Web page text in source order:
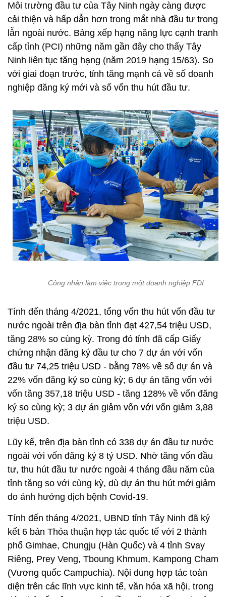
Môi trường đầu tư của Tây Ninh ngày càng được
cải thiện và hấp dẫn hơn trong mắt nhà đầu tư trong
lẫn ngoài nước. Bảng xếp hạng năng lực cạnh tranh
cấp tỉnh (PCI) những năm gần đây cho thấy Tây
Ninh liên tục tăng hạng (năm 2019 hạng 15/63). So
với giai đoạn trước, tỉnh tăng mạnh cả về số doanh
nghiệp đăng ký mới và số vốn thu hút đầu tư.
Công nhân làm việc trong một doanh nghiệp FDI
Tính đến tháng 4/2021, tổng vốn thu hút vốn đầu tư
nước ngoài trên địa bàn tỉnh đạt 427,54 triệu USD,
tăng 28% so cùng kỳ. Trong đó tỉnh đã cấp Giấy
chứng nhận đăng ký đầu tư cho 7 dự án với vốn
đầu tư 74,25 triệu USD - bằng 78% về số dự án và
22% vốn đăng ký so cùng kỳ; 6 dự án tăng vốn với
vốn tăng 357,18 triệu USD - tăng 128% về vốn đăng
ký so cùng kỳ; 3 dự án giảm vốn với vốn giảm 3,88
triệu USD.
Lũy kế, trên địa bàn tỉnh có 338 dự án đầu tư nước
ngoài với vốn đăng ký 8 tỷ USD. Nhờ tăng vốn đầu
tư, thu hút đầu tư nước ngoài 4 tháng đầu năm của
tỉnh tăng so với cùng kỳ, dù dự án thu hút mới giảm
do ảnh hưởng dịch bệnh Covid-19.
Tính đến tháng 4/2021, UBND tỉnh Tây Ninh đã ký
kết 6 bản Thỏa thuận hợp tác quốc tế với 2 thành
phố Gimhae, Chungju (Hàn Quốc) và 4 tỉnh Svay
Riêng, Prey Veng, Tboung Khmum, Kampong Cham
(Vương quốc Campuchia). Nội dung hợp tác toàn
diện trên các lĩnh vực kinh tế, văn hóa xã hội, trong